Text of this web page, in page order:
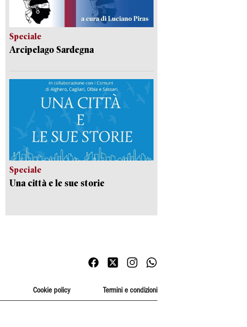
Speciale
Arcipelago Sardegna
Speciale
Una città e le sue storie
Cookie policy Termini e condizioni